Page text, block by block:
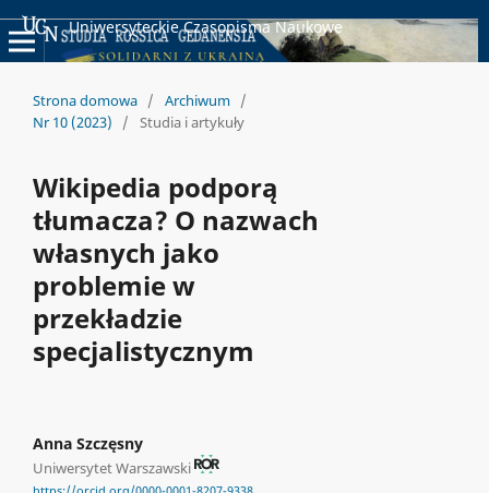
Uniwersyteckie Czasopisma Naukowe
Strona domowa / Archiwum /
Nr 10 (2023)
/ Studia i artykuły
Wikipedia podporą
tłumacza? O nazwach
własnych jako
problemie w
przekładzie
specjalistycznym
Anna Szczęsny
Uniwersytet Warszawski